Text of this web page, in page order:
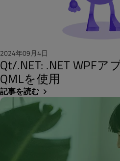
2024年09月4日
Qt/.NET: .NET WPF
QMLを使用
記事を読む